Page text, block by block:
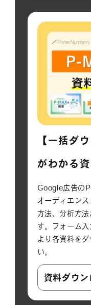
【一括ダ
がわかる
Google広告の
オーディエン
方法、分析方
す。フォーム
より各資料を
い。
資料ダウ